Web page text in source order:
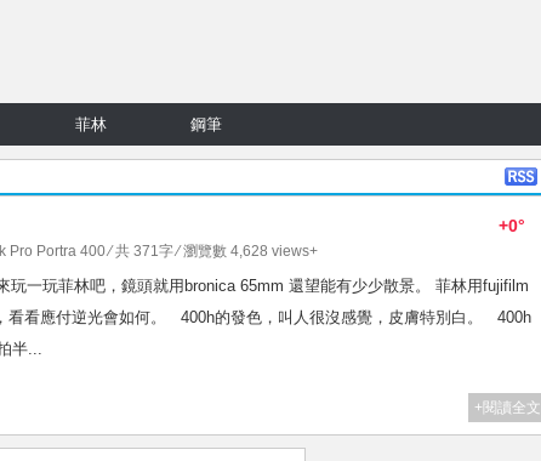
菲林 鋼筆
+0°
Pro Portra 400⁄ 共 371字 ⁄ 瀏覽數 4,628 views+
玩一玩菲林吧，鏡頭就用bronica 65mm 還望能有少少散景。 菲林用fujifilm
看應付逆光會如何。 400h的發色，叫人很沒感覺，皮膚特別白。 400h
半...
+閱讀全文